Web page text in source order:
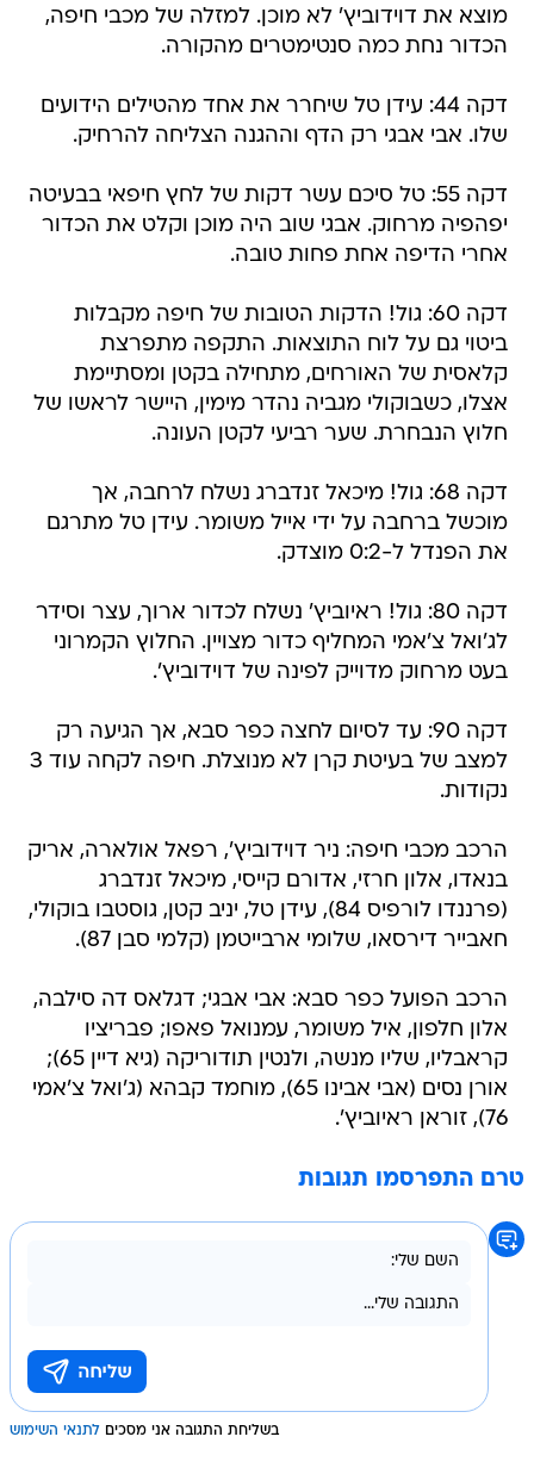
מוצא את דוידוביץ' לא מוכן. למזלה של מכבי חיפה,
הכדור נחת כמה סנטימטרים מהקורה.
דקה 44: עידן טל שיחרר את אחד מהטילים הידועים
שלו. אבי אבגי רק הדף וההגנה הצליחה להרחיק.
דקה 55: טל סיכם עשר דקות של לחץ חיפאי בבעיטה
יפהפיה מרחוק. אבגי שוב היה מוכן וקלט את הכדור
אחרי הדיפה אחת פחות טובה.
דקה 60: גול! הדקות הטובות של חיפה מקבלות
ביטוי גם על לוח התוצאות. התקפה מתפרצת
קלאסית של האורחים, מתחילה בקטן ומסתיימת
אצלו, כשבוקולי מגביה נהדר מימין, היישר לראשו של
חלוץ הנבחרת. שער רביעי לקטן העונה.
דקה 68: גול! מיכאל זנדברג נשלח לרחבה, אך
מוכשל ברחבה על ידי אייל משומר. עידן טל מתרגם
את הפנדל ל-0:2 מוצדק.
דקה 80: גול! ראיוביץ' נשלח לכדור ארוך, עצר וסידר
לג'ואל צ'אמי המחליף כדור מצויין. החלוץ הקמרוני
בעט מרחוק מדוייק לפינה של דוידוביץ'.
דקה 90: עד לסיום לחצה כפר סבא, אך הגיעה רק
למצב של בעיטת קרן לא מנוצלת. חיפה לקחה עוד 3
נקודות.
הרכב מכבי חיפה: ניר דוידוביץ', רפאל אולארה, אריק
בנאדו, אלון חרזי, אדורם קייסי, מיכאל זנדברג
(פרננדו לורפיס 84), עידן טל, יניב קטן, גוסטבו בוקולי,
חאבייר דירסאו, שלומי ארבייטמן (קלמי סבן 87).
הרכב הפועל כפר סבא: אבי אבגי; דגלאס דה סילבה,
אלון חלפון, איל משומר, עמנואל פאפו; פבריציו
קראבליו, שליו מנשה, ולנטין תודוריקה (גיא דיין 65);
אורן נסים (אבי אבינו 65), מוחמד קבהא (ג'ואל צ'אמי
76), זוראן ראיוביץ'.
טרם התפרסמו תגובות
בשליחת התגובה אני מסכים לתנאי השימוש